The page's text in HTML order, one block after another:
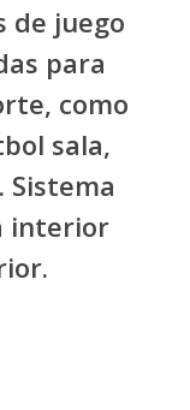
de juego
para
como
sala,
Sistema
interior